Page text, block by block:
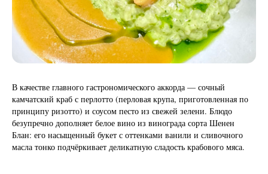
В качестве главного гастрономического аккорда — сочный
камчатский краб с перлотто (перловая крупа, приготовленная по
принципу ризотто) и соусом песто из свежей зелени. Блюдо
безупречно дополняет белое вино из винограда сорта Шенен
Блан: его насыщенный букет с оттенками ванили и сливочного
масла тонко подчёркивает деликатную сладость крабового мяса.